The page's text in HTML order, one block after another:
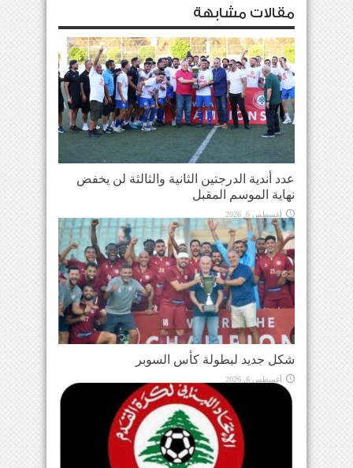
مقالات مشابهة
عدد أندية الدرجتين الثانية والثالثة لن يخفض
نهاية الموسم المقبل
أغسطس 6, 2026
شكل جديد لبطولة كأس السوبر
أغسطس 6, 2026